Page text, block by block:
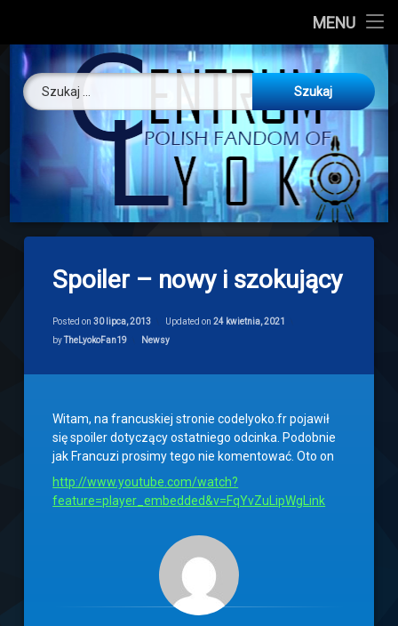
MENU
About us
O nas
Artykuły
Discord
Drogowskaz
Download
Skip
content
Centrum
Szukaj:
Spoiler – nowy i szokujący
Posted on30 lipca, 2013 Updated on24 kwietnia, 2021
byTheLyokoFan19 Categories:
Newsy
Witam, na francuskiej stronie codelyoko.fr pojawił
się spoiler dotyczący ostatniego odcinka. Podobnie
jak Francuzi prosimy tego nie komentować. Oto on
http://www.youtube.com/watch?
feature=player_embedded&v=FqYvZuLipWgLink